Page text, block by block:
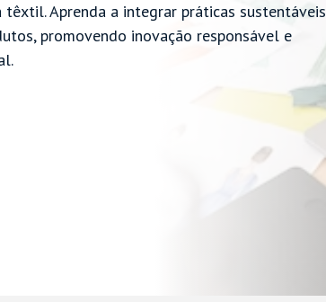
têxtil. Aprenda a integrar práticas sustentáveis
promovendo inovação responsável e